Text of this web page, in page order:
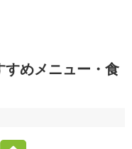
すめメニュー・食